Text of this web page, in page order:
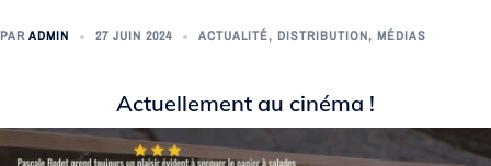
PARADMIN 27 JUIN 2024 ACTUALITÉ, DISTRIBUTION, MÉDIAS
Actuellement au cinéma !